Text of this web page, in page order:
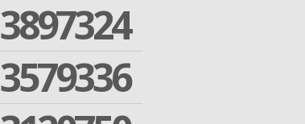
3897324
3579336